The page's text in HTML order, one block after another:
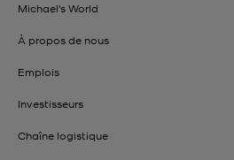
Michael's World
À propos de nous
Emplois
Investisseurs
Chaîne logistique